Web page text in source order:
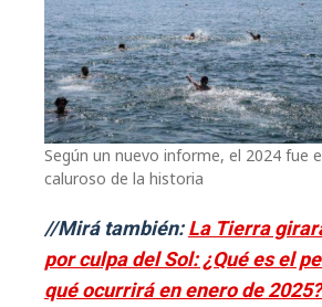
Según un nuevo informe, el 2024 fue
caluroso de la historia
//Mirá también:La Tierra
por culpa del Sol: ¿Qué es el
qué ocurrirá en enero de 2025?